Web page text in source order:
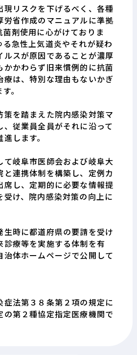
現リスクを下げるべく、各種
労省作成のマニュアルに準拠
菌剤使用に心がけておりま
る急性上気道炎やそれが疑わ
ルスが原因であることが濃厚
かかわらず旧来慣例的に抗菌
療は、特別な理由もないかぎ
。
策を踏まえた院内感染対策マ
、従業員全員がそれに沿って
します。
て岐阜市医師会および岐阜大
と連携体制を構築し、定例カ
席し、定期的に必要な情報提
受け、院内感染対策の向上に
生時に都道府県の要請を受け
診療等を実施する体制を有
治体ホームページで公開して
症法第３８条第２項の規定に
の第２種協定指定医療機関で